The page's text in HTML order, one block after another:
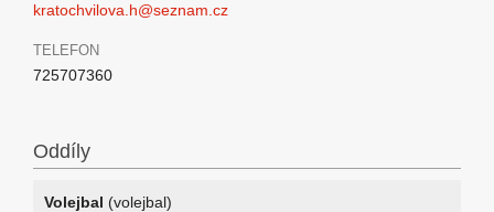
kratochvilova.h@seznam.cz
TELEFON
725707360
Oddíly
Volejbal (volejbal)